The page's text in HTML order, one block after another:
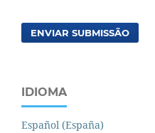
ENVIAR SUBMISSÃO
IDIOMA
Español (España)